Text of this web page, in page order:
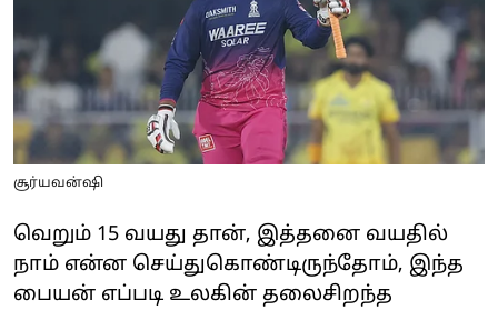
சூர்யவன்ஷி
வெறும் 15 வயது தான், இத்தனை வயதில்
நாம் என்ன செய்துகொண்டிருந்தோம், இந்த
பையன் எப்படி உலகின் தலைசிறந்த